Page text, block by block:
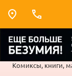
Комиксы, книги,